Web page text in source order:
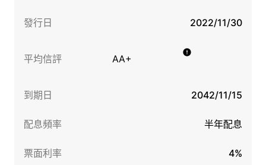
發行日 2022/11/30
平均信評 AA+
到期日 2042/11/15
配息頻率 半年配息
票面利率 4%